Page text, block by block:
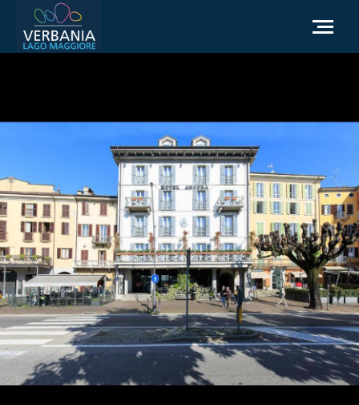
Wie man ankommt
Touristeninformation
Wetter
Brauchen Sie Hilfe
Zur offiziellen Website gehen